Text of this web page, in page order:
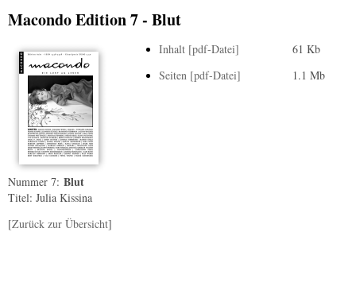
Macondo Edition 7 - Blut
Nummer 7: Blut
Titel: Julia Kissina
Inhalt [pdf-Datei]
Seiten [pdf-Datei]
61 Kb
1.1 Mb
[Zurück zur Übersicht]